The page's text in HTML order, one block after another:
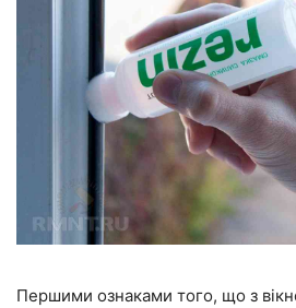
Першими ознаками того, що з